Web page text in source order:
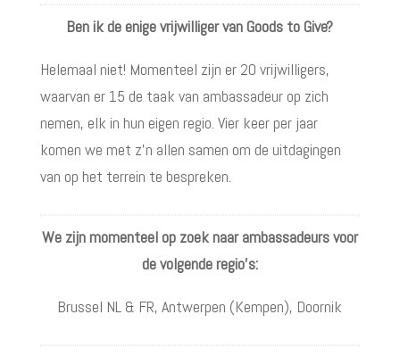
Ben ik de enige vrijwilliger van Goods to Give?
Helemaal niet! Momenteel zijn er 20 vrijwilligers,
waarvan er 15 de taak van ambassadeur op zich
nemen, elk in hun eigen regio. Vier keer per jaar
komen we met z’n allen samen om de uitdagingen
van op het terrein te bespreken.
We zijn momenteel op zoek naar ambassadeurs voor
de volgende regio’s:
Brussel NL & FR, Antwerpen (Kempen), Doornik